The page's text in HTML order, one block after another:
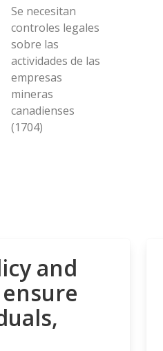
Se necesitan
controles legales
sobre las
actividades de las
empresas
mineras
canadienses
(1704)
and